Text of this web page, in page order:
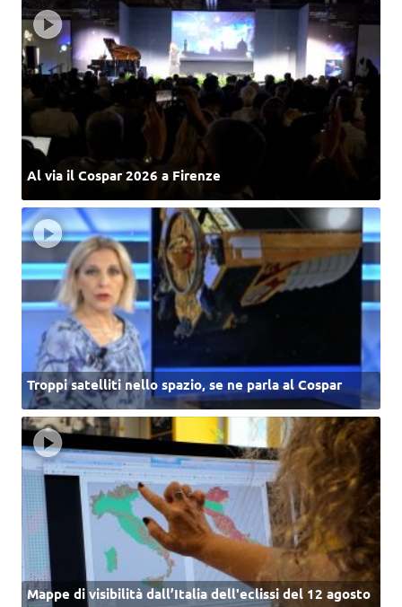
Al via il Cospar 2026 a Firenze
Troppi satelliti nello spazio, se ne parla al Cospar
Mappe di visibilità dall’Italia dell'eclissi del 12 agosto